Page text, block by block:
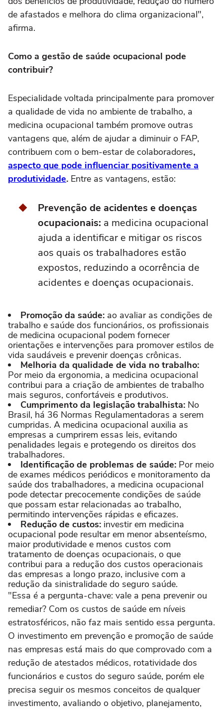
de afastados e melhora do clima organizacional",
afirma.
Como a gestão de saúde ocupacional pode
contribuir?
Especialidade voltada principalmente para promover
a qualidade de vida no ambiente de trabalho, a
medicina ocupacional também promove outras
vantagens que, além de ajudar a diminuir o FAP,
contribuem com o bem-estar de colaboradores,
aspecto que pode influenciar positivamente a
produtividade. Entre as vantagens, estão:
Prevenção de acidentes e doenças
ocupacionais: a medicina ocupacional
ajuda a identificar e mitigar os riscos
aos quais os trabalhadores estão
expostos, reduzindo a ocorrência de
acidentes e doenças ocupacionais.
Promoção da saúde: ao avaliar as condições de
trabalho e saúde dos funcionários, os profissionais
de medicina ocupacional podem fornecer
orientações e intervenções para promover estilos de
vida saudáveis e prevenir doenças crônicas.
Melhoria da qualidade de vida no trabalho:
Por meio da ergonomia, a medicina ocupacional
contribui para a criação de ambientes de trabalho
mais seguros, confortáveis e produtivos.
Cumprimento da legislação trabalhista: No
Brasil, há 36 Normas Regulamentadoras a serem
cumpridas. A medicina ocupacional auxilia as
empresas a cumprirem essas leis, evitando
penalidades legais e protegendo os direitos dos
trabalhadores.
Identificação de problemas de saúde: Por meio
de exames médicos periódicos e monitoramento da
saúde dos trabalhadores, a medicina ocupacional
pode detectar precocemente condições de saúde
que possam estar relacionadas ao trabalho,
permitindo intervenções rápidas e eficazes.
Redução de custos: investir em medicina
ocupacional pode resultar em menor absenteísmo,
maior produtividade e menos custos com
tratamento de doenças ocupacionais, o que
contribui para a redução dos custos operacionais
das empresas a longo prazo, inclusive com a
redução da sinistralidade do seguro saúde.
"Essa é a pergunta-chave: vale a pena prevenir ou
remediar? Com os custos de saúde em níveis
estratosféricos, não faz mais sentido essa pergunta.
O investimento em prevenção e promoção de saúde
nas empresas está mais do que comprovado com a
redução de atestados médicos, rotatividade dos
funcionários e custos do seguro saúde, porém ele
precisa seguir os mesmos conceitos de qualquer
investimento, avaliando o objetivo, planejamento,